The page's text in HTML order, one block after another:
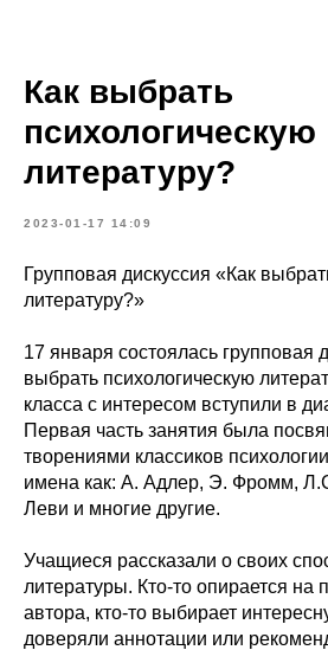
Как выбрать
психологическую
литературу?
2023-01-17 14:09
Групповая дискуссия «Как
литературу?»
17 января состоялась групповая
выбрать психологическую
класса с интересом вступили в
Первая часть занятия была
творениями классиков
имена как: А. Адлер, Э. Фромм,
Леви и многие другие.
Учащиеся рассказали о своих
литературы. Кто-то опирается на
автора, кто-то выбирает
доверяли аннотации или